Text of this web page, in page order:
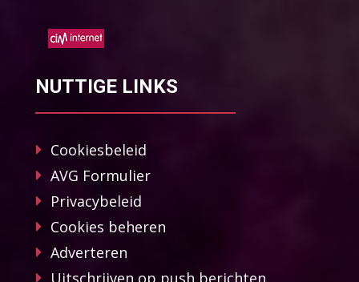
NUTTIGE LINKS
Cookiesbeleid
AVG Formulier
Privacybeleid
Cookies beheren
Adverteren
Uitschrijven op push berichten